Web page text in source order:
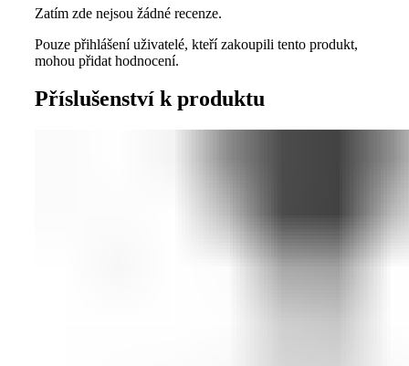
Zatím zde nejsou žádné recenze.
Pouze přihlášení uživatelé, kteří zakoupili tento produkt,
mohou přidat hodnocení.
Příslušenství k produktu